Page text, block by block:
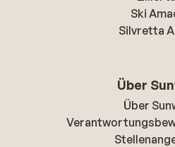
Ski
Silvretta
Über
Über